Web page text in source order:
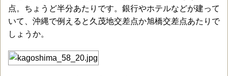
点。ちょうど半分あたりです。銀行やホテルなどが建って
いて、沖縄で例えると久茂地交差点か旭橋交差点あたりで
しょうか。